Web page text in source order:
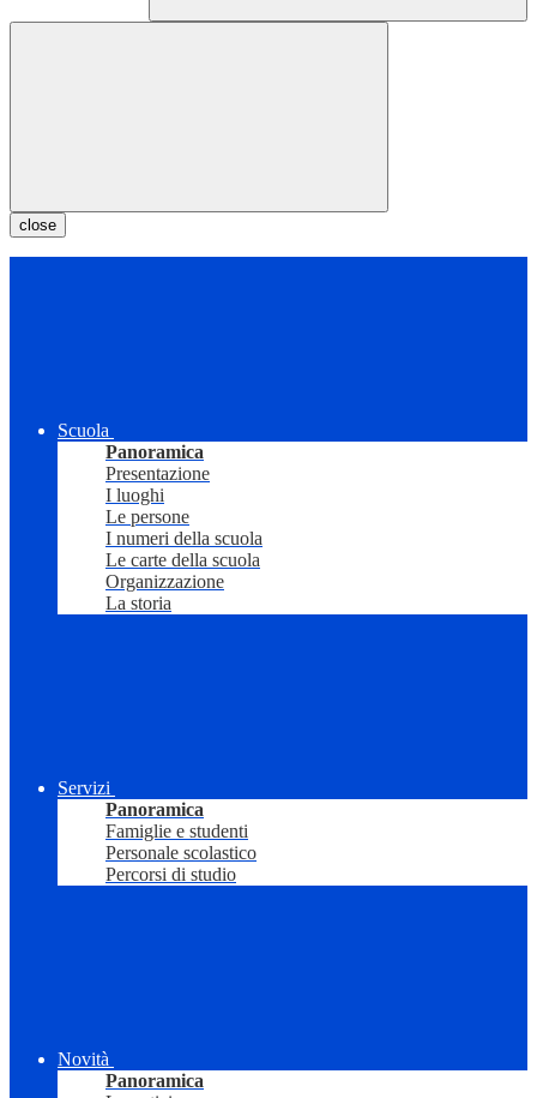
close
Scuola
Panoramica
Presentazione
I luoghi
Le persone
I numeri della scuola
Le carte della scuola
Organizzazione
La storia
Servizi
Panoramica
Famiglie e studenti
Personale scolastico
Percorsi di studio
Novità
Panoramica